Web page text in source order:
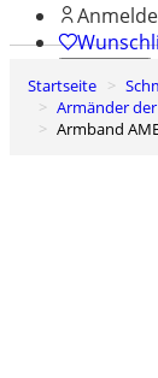
0
Warenkorb
Startseite
Armänder
Armband